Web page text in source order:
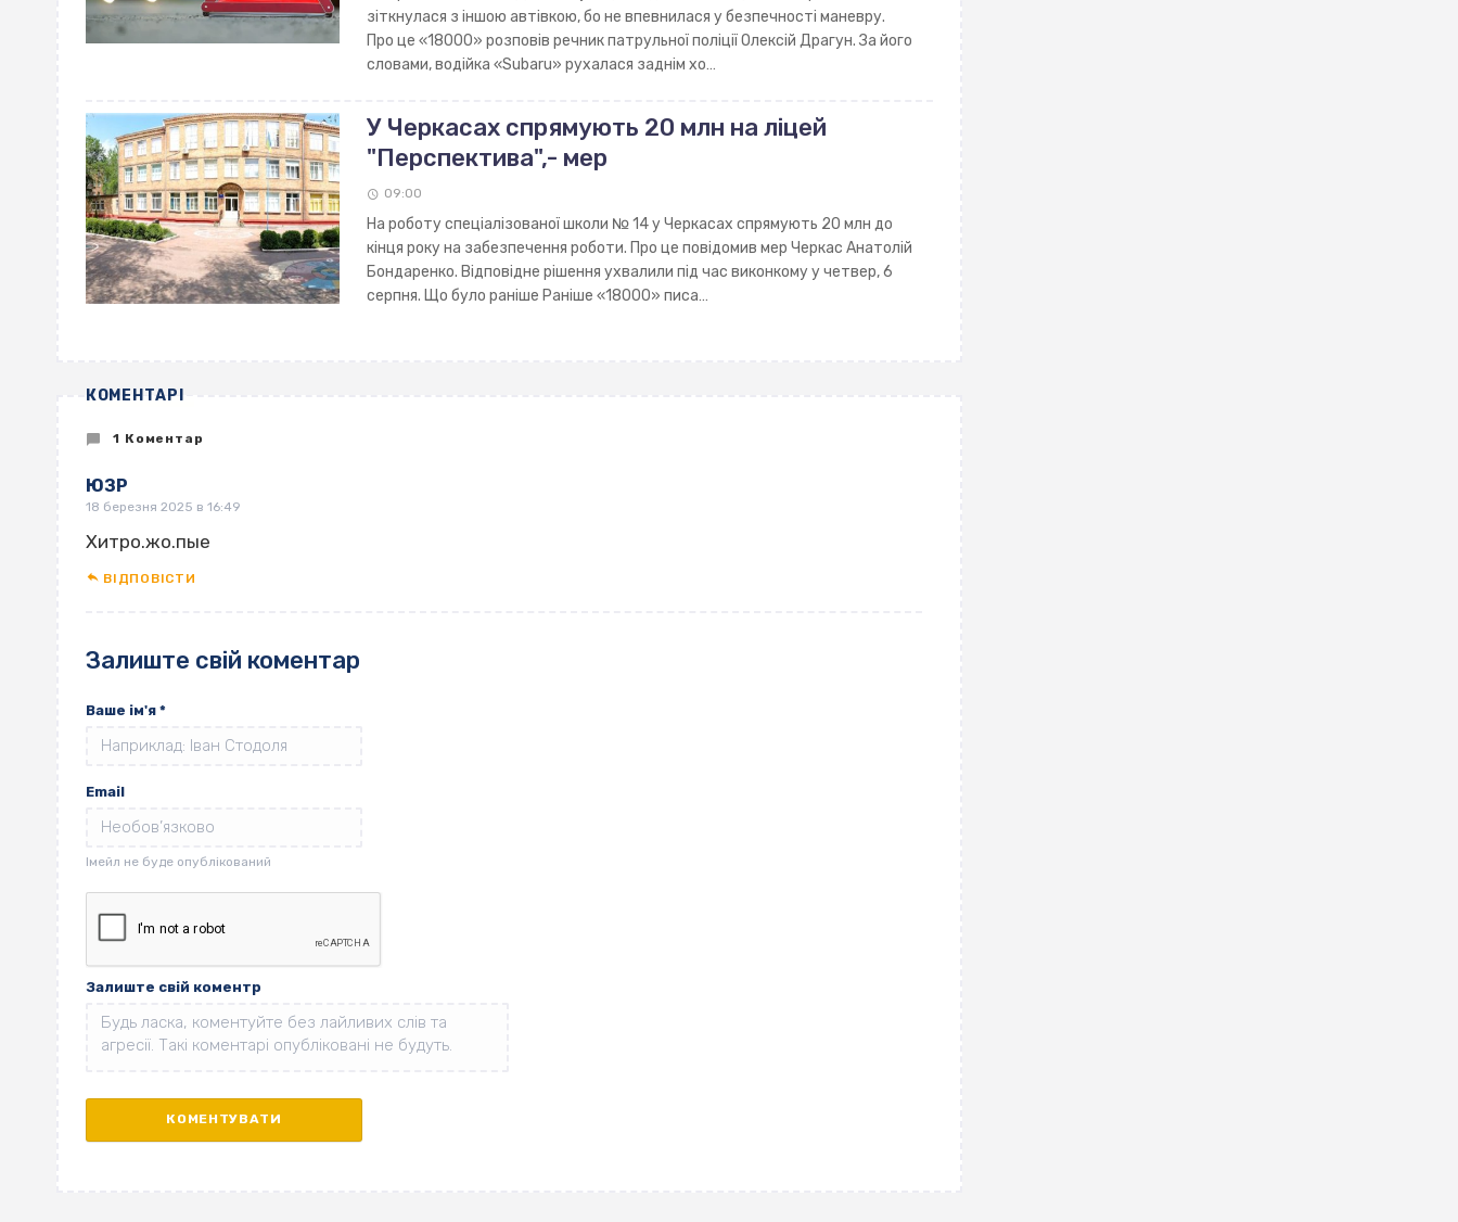
зіткнулася з іншою автівкою, бо не впевнилася у безпечності маневру.
Про це «18000» розповів речник патрульної поліції Олексій Драгун. За його
словами, водійка «Subaru» рухалася заднім хо…
У Черкасах спрямують 20 млн на ліцей
"Перспектива",- мер
09:00
На роботу спеціалізованої школи № 14 у Черкасах спрямують 20 млн до
кінця року на забезпечення роботи. Про це повідомив мер Черкас Анатолій
Бондаренко. Відповідне рішення ухвалили під час виконкому у четвер, 6
серпня. Що було раніше Раніше «18000» писа…
КОМЕНТАРІ
1 Коментар
ЮЗР
18 березня 2025 в 16:49
Хитро.жо.пые
ВІДПОВІCТИ
Залиште свій коментар
Ваше ім'я *
Email
Залиште свій коментр